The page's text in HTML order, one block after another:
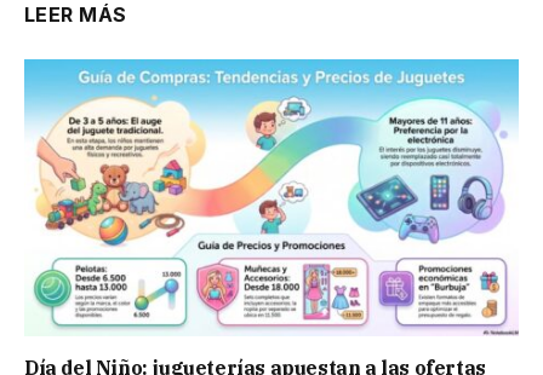
LEER MÁS
Día del Niño: jugueterías apuestan a las ofertas